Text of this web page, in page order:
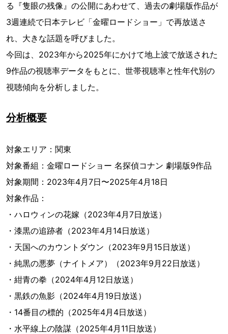
る『隻眼の残像』の公開にあわせて、過去の劇場版作品が
3週連続で日本テレビ「金曜ロードショー」で再放送さ
れ、大きな話題を呼びました。
今回は、2023年から2025年にかけて地上波で放送された
9作品の視聴率データをもとに、世帯視聴率と性年代別の
視聴傾向を分析しました。
分析概要
対象エリア：関東
対象番組：金曜ロードショー 名探偵コナン 劇場版9作品
対象期間：2023年4月7日〜2025年4月18日
対象作品：
・ハロウィンの花嫁（2023年4月7日放送）
・漆黒の追跡者（2023年4月14日放送）
・天国へのカウントダウン（2023年9月15日放送）
・純黒の悪夢（ナイトメア）（2023年9月22日放送）
・紺青の拳（2024年4月12日放送）
・黒鉄の魚影（2024年4月19日放送）
・14番目の標的（2025年4月4日放送）
・水平線上の陰謀（2025年4月11日放送）